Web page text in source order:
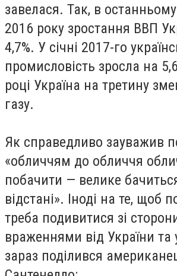
завелася. Так, в останньому
2016 року зростання ВВП
4,7%. У січні 2017-го
промисловість зросла на
році Україна на третину
газу.
Як справедливо зауважив
«обличчям до обличчя
побачити — велике
відстані». Іноді на те, щоб
треба подивитися зі
враженнями від України та
зараз поділився